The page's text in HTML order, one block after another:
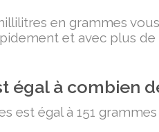
en grammes
et avec plus de
égal à combien
est égal à 151 grammes